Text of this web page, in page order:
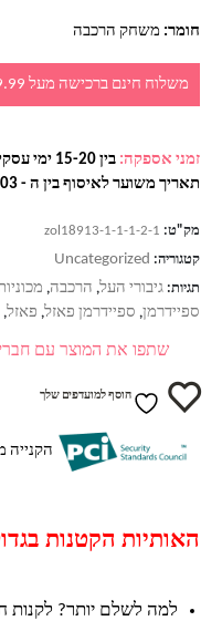
חומר: משחק הרכבה
משלוח חינם ברכישה מעל 199.99ש'ח
זמני אספקה: בין 15-20 ימי עסקים
תאריך משוער לאיסוף בין ה - 03 ספטמבר ל - 13 ספטמבר
מק"ט: zol18913-1-1-1-2-1
קטגוריה: Uncategorized
תגיות: גיבורי העל, הרכבה,
ספיידרמן, ספיידרמן פאזל, פאזל,
שתפו את המוצר עם
הוסף למועדפים שלך
הקנייה
האותיות הקטנות
למה לשלם יותר? לקנות